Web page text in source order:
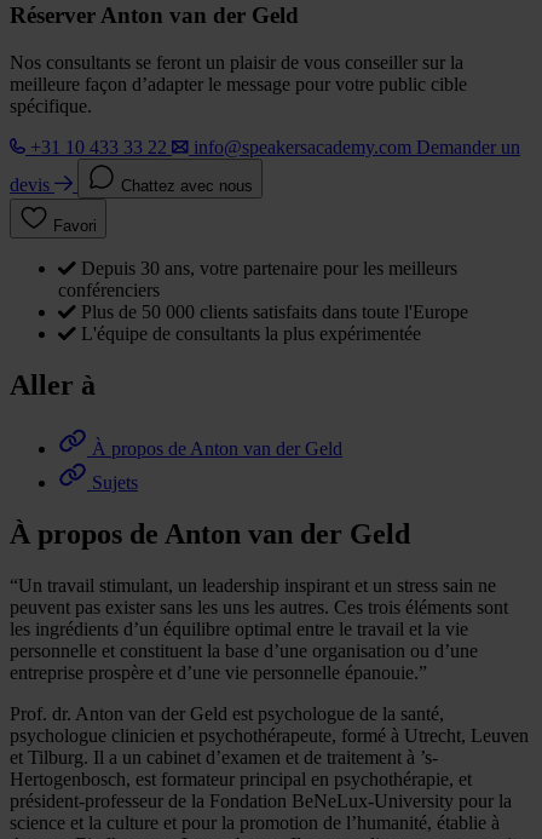
Réserver Anton van der Geld
Nos consultants se feront un plaisir de vous conseiller sur la
meilleure façon d’adapter le message pour votre public cible
spécifique.
+31 10 433 33 22
info@speakersacademy.com Demander un
devis
Chattez avec nous
Favori
Depuis 30 ans, votre partenaire pour les meilleurs
conférenciers
Plus de 50 000 clients satisfaits dans toute l'Europe
L'équipe de consultants la plus expérimentée
Aller à
À propos de Anton van der Geld
Sujets
À propos de Anton van der Geld
“Un travail stimulant, un leadership inspirant et un stress sain ne
peuvent pas exister sans les uns les autres. Ces trois éléments sont
les ingrédients d’un équilibre optimal entre le travail et la vie
personnelle et constituent la base d’une organisation ou d’une
entreprise prospère et d’une vie personnelle épanouie.”
Prof. dr. Anton van der Geld est psychologue de la santé,
psychologue clinicien et psychothérapeute, formé à Utrecht, Leuven
et Tilburg. Il a un cabinet d’examen et de traitement à ’s-
Hertogenbosch, est formateur principal en psychothérapie, et
président-professeur de la Fondation BeNeLux-University pour la
science et la culture et pour la promotion de l’humanité, établie à